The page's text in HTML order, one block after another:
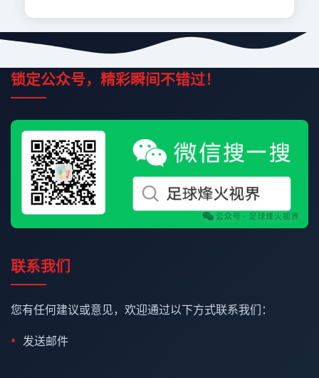
锁定公众号，精彩瞬间不错过！
联系我们
您有任何建议或意见，欢迎通过以下方式联系我们：
发送邮件